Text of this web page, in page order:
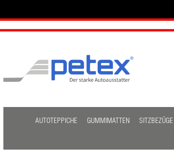
AUTOTEPPICHE GUMMIMATTEN SITZBEZÜGE